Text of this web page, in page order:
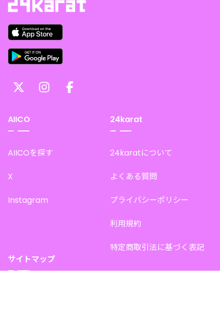
AIICO
AIICOを探す
X
Instagram
24karat
24karatについて
よくある質問
プライバシーポリシー
利用規約
特定商取引法に基づく表記
サイトマップ